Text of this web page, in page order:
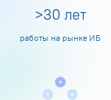
>30 лет
работы на рынке ИБ